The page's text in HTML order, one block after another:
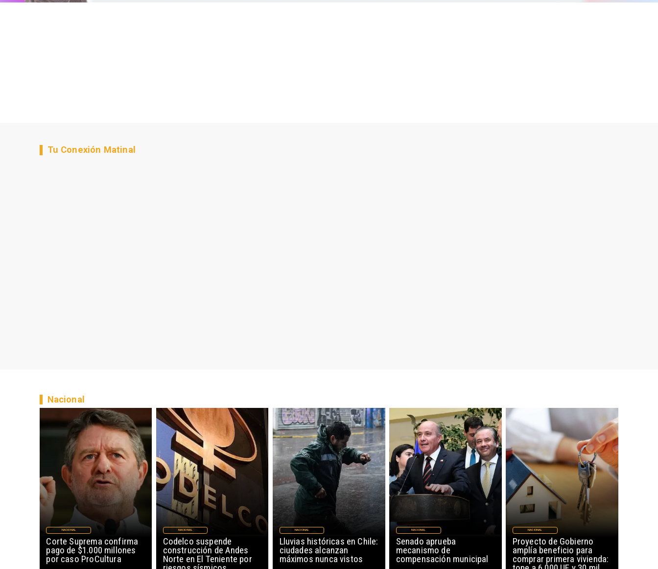
Tu Conexión Matinal
Corte Suprema confirma
pago de $1.000 millones
por caso ProCultura
NACIONAL
Codelco suspende
construcción de Andes
Norte en El Teniente por
NACIONAL
Lluvias históricas en Chile:
ciudades alcanzan
máximos nunca vistos
NACIONAL
Senado aprueba
mecanismo de
compensación municipal
NACIONAL
Proyecto de Gobierno
amplía beneficio para
comprar primera vivienda:
NACIONAL
Nacional